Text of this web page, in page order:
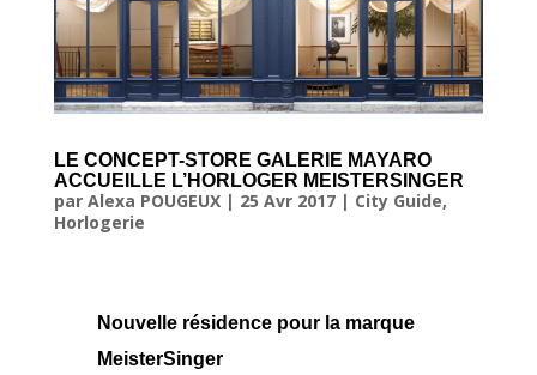
LE CONCEPT-STORE GALERIE MAYARO
ACCUEILLE L’HORLOGER MEISTERSINGER
par Alexa POUGEUX| 25 Avr 2017| City Guide,
Horlogerie
Nouvelle résidence pour la marque
MeisterSinger